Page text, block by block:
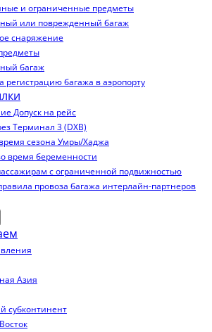
и ограниченные предметы
или поврежденный багаж
снаряжение
багаж
регистрацию багажа в аэропорту
Допуск на рейс
Терминал 3 (DXB)
сезона Умры/Хаджа
время беременности
с ограниченной подвижностью
провоза багажа интерлайн-партнеров
Азия
субконтинент